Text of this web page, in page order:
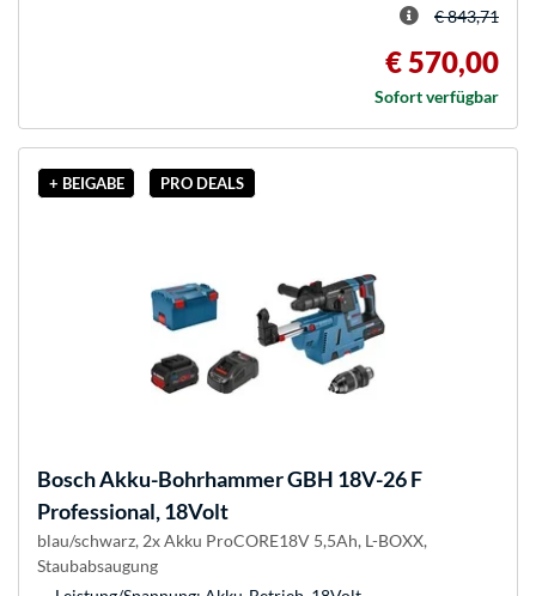
€ 843,71
€ 570,00
Sofort verfügbar
+ BEIGABE PRO DEALS
BoschAkku-Bohrhammer GBH 18V-26 F
Professional, 18Volt
blau/schwarz, 2x Akku ProCORE18V 5,5Ah, L-BOXX,
Staubabsaugung